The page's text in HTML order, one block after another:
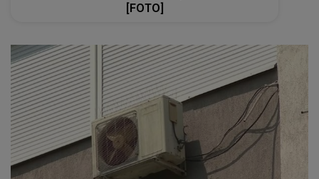
[FOTO]